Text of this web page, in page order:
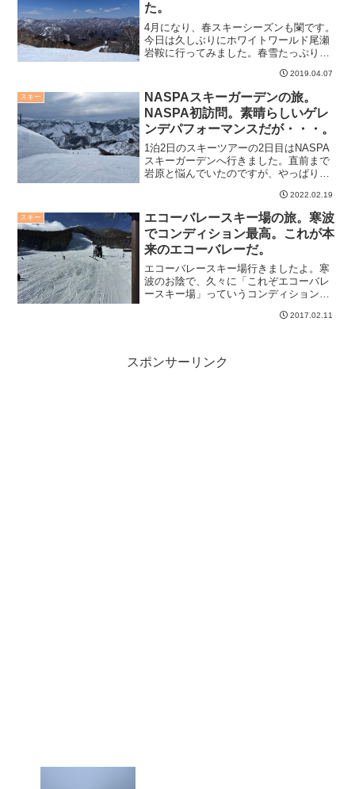
た。
4月になり、春スキーシーズンも闌です。
今日は久しぶりにホワイトワールド尾瀬
岩鞍に行ってみました。春雪たっぷりで
2019.04.07
スキー
NASPAスキーガーデンの旅。
NASPA初訪問。素晴らしいゲレ
ンデパフォーマンスだが・・・。
1泊2日のスキーツアーの2日目はNASPA
スキーガーデンへ行きました。直前まで
岩原と悩んでいたのですが、やっぱりこ
な、ということでこちらへ。ただ、事前
情報通り、レストラン強気過ぎてくじけ
ました。そうだNAS...
2022.02.19
スキー
エコーバレースキー場の旅。寒波
でコンディション最高。これが本
来のエコーバレーだ。
エコーバレースキー場行きましたよ。寒
波のお陰で、久々に「これぞエコーバレ
ースキー場」っていうコンディションで
2017.02.11
スポンサーリンク